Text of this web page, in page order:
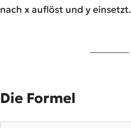
nach x auflöst und y einsetzt.
Die Formel